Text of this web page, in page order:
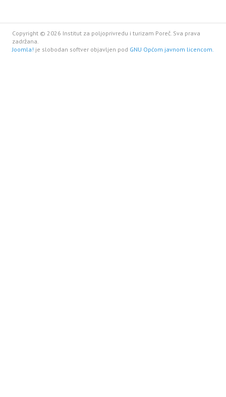
Copyright © 2026 Institut za poljoprivredu i turizam Poreč. Sva prava
zadržana.
Joomla! je slobodan softver objavljen pod GNU Općom javnom licencom.